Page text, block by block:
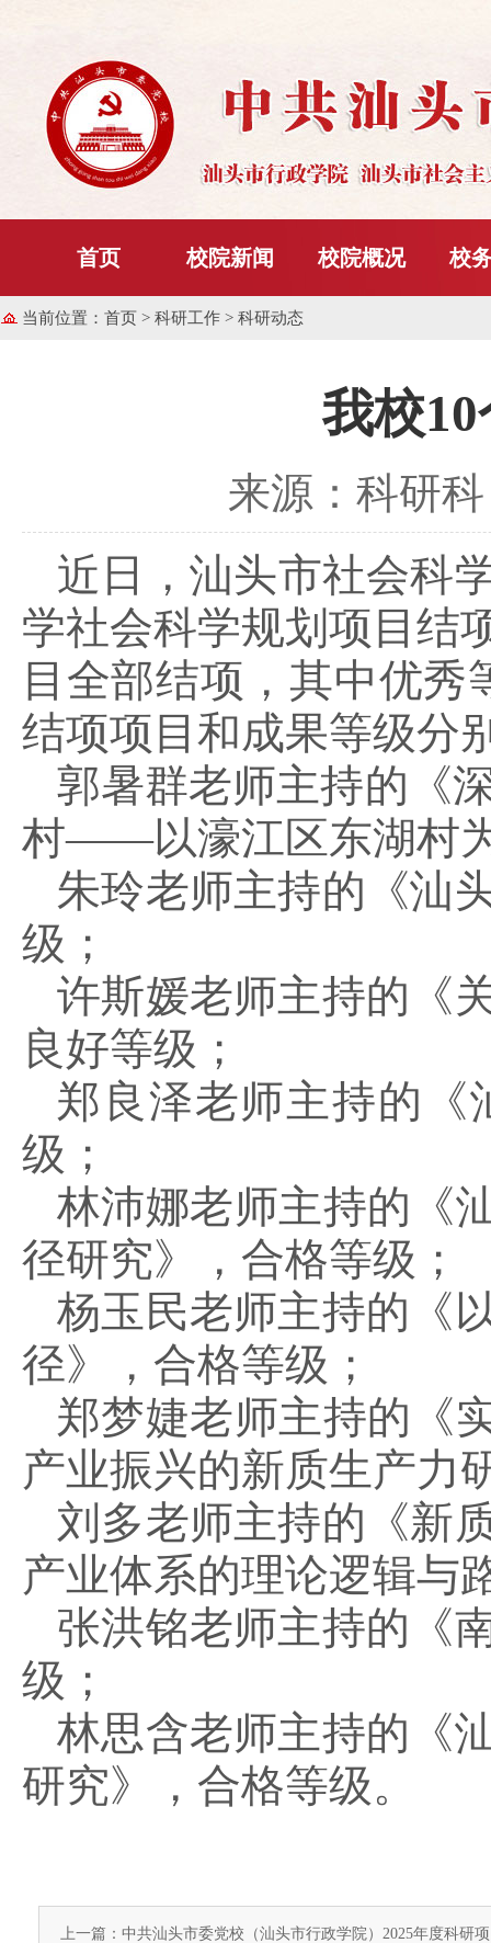
首页 校院新闻 校院概况 校
当前位置： 首页 > 科研工作 > 科研动态
我校
来源：科
近日，汕头市社会科
学社会科学规划项目结
目全部结项，其中优秀
结项项目和成果等级分
郭暑群老师主持的《
村——以濠江区东湖村
朱玲老师主持的《汕
级；
许斯媛老师主持的《
良好等级；
郑良泽老师主持的《
级；
林沛娜老师主持的《
径研究》，合格等级；
杨玉民老师主持的《
径》，合格等级；
郑梦婕老师主持的《
产业振兴的新质生产力
刘多老师主持的《新
产业体系的理论逻辑与
张洪铭老师主持的《
级；
林思含老师主持的《
研究》，合格等级。
上一篇：中共汕头市委党校（汕头市行政学院）2025年度科研